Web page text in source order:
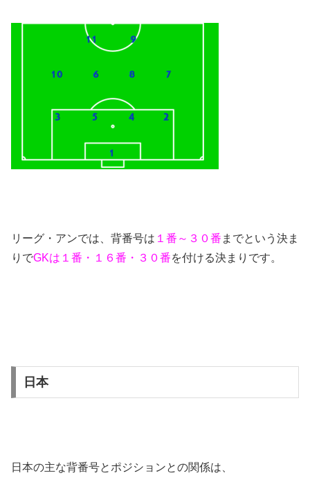
リーグ・アンでは、背番号は １番～３０番 までという決ま
りでGKは１番・１６番・３０番を付ける決まりです。
日本
日本の主な背番号とポジションとの関係は、